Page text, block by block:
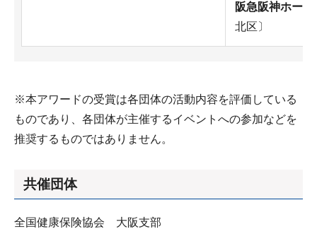
阪急阪神ホー
北区〕
※本アワードの受賞は各団体の活動内容を評価している
ものであり、各団体が主催するイベントへの参加などを
推奨するものではありません。
共催団体
全国健康保険協会 大阪支部